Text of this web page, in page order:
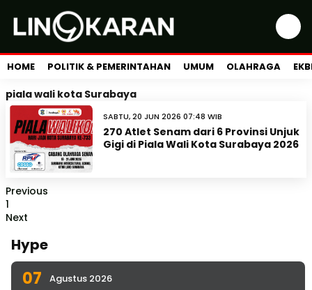
HOME POLITIK & PEMERINTAHAN UMUM OLAHRAGA
piala wali kota Surabaya
SABTU, 20 JUN 2026 07:48 WIB
270 Atlet Senam dari 6 Provinsi Unjuk
Gigi di Piala Wali Kota Surabaya 2026
Previous
1
Next
Hype
07 Agustus 2026